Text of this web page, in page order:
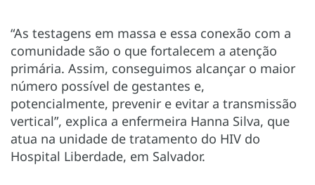
“As testagens em massa e essa conexão com a
comunidade são o que fortalecem a atenção
primária. Assim, conseguimos alcançar o maior
número possível de gestantes e,
potencialmente, prevenir e evitar a transmissão
vertical”, explica a enfermeira Hanna Silva, que
atua na unidade de tratamento do HIV do
Hospital Liberdade, em Salvador.